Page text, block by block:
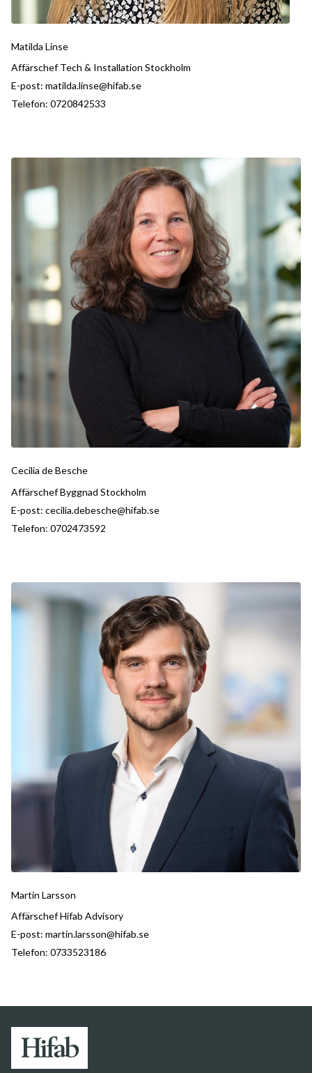
Matilda Linse
Affärschef Tech & Installation Stockholm
E-post: matilda.linse@hifab.se
Telefon: 0720842533
Cecilia de Besche
Affärschef Byggnad Stockholm
E-post: cecilia.debesche@hifab.se
Telefon: 0702473592
Martin Larsson
Affärschef Hifab Advisory
E-post: martin.larsson@hifab.se
Telefon: 0733523186